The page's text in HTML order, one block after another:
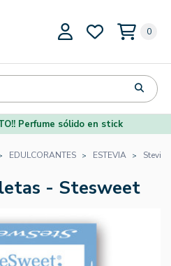
0
Perfume sólido en stick
EDULCORANTES ESTEVIA Stevia
- Stesweet